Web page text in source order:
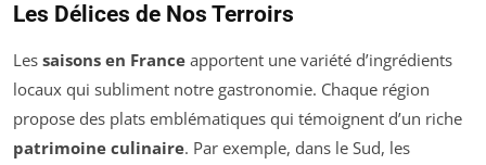
Les Délices de Nos Terroirs
Les saisons en France apportent une variété d’ingrédients
locaux qui subliment notre gastronomie. Chaque région
propose des plats emblématiques qui témoignent d’un riche
patrimoine culinaire. Par exemple, dans le Sud, les